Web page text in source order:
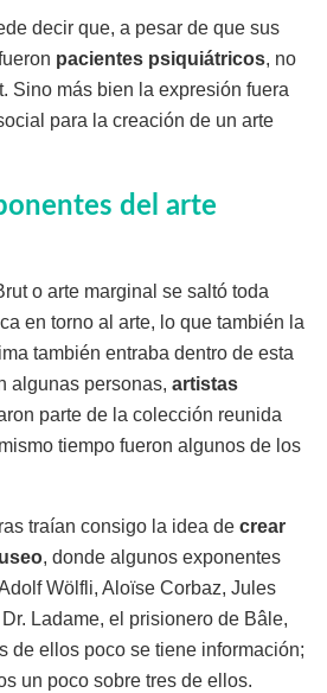
decir que, a pesar de que sus
pacientes psiquiátricos, no
Sino más bien la expresión fuera
para la creación de un arte
del arte
o arte marginal se saltó toda
en torno al arte, lo que también la
también entraba dentro de esta
algunas personas, artistas
parte de la colección reunida
tiempo fueron algunos de los
traían consigo la idea de crear
, donde algunos exponentes
Wölfli, Aloïse Corbaz, Jules
Ladame, el prisionero de Bâle,
de ellos poco se tiene información;
un poco sobre tres de ellos.